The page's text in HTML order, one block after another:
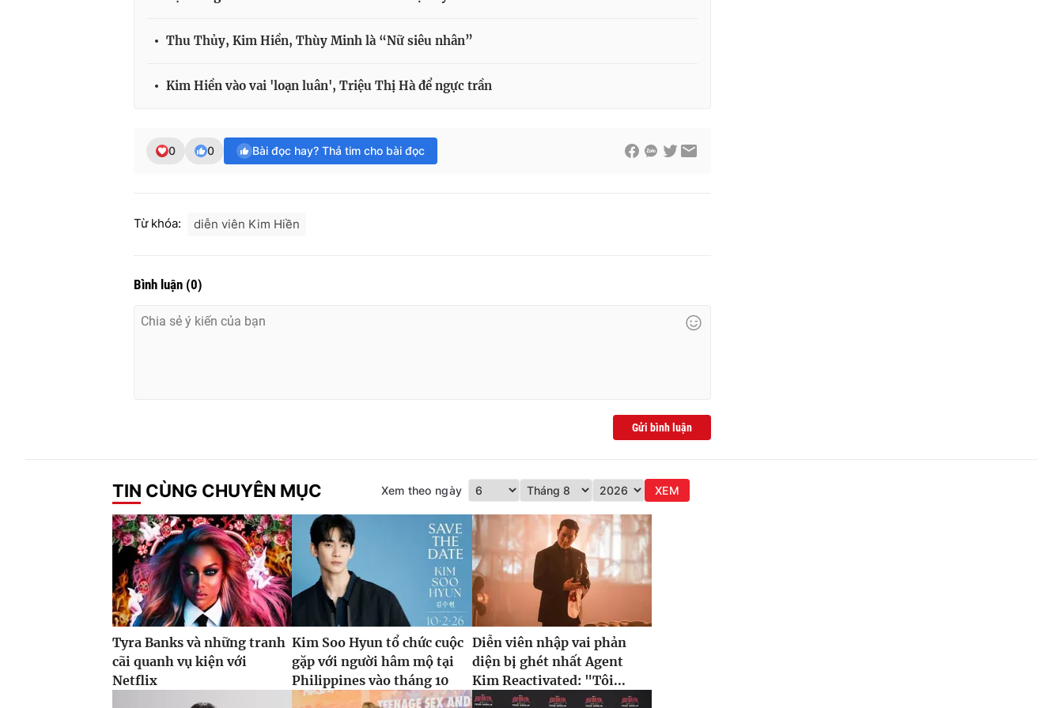
Thu Thủy, Kim Hiền, Thùy Minh là “Nữ siêu nhân”
Kim Hiền vào vai 'loạn luân', Triệu Thị Hà để ngực trần
0 0 Bài đọc hay? Thả tim cho bài đọc
Từ khóa: diễn viên Kim Hiền
Bình luận (0)
Gửi bình luận
TIN CÙNG CHUYÊN MỤC Xem theo ngày XEM
Tyra Banks và những tranh
cãi quanh vụ kiện với
Netflix
Kim Soo Hyun tổ chức cuộc
gặp với người hâm mộ tại
Philippines vào tháng 10
Diễn viên nhập vai phản
diện bị ghét nhất Agent
Kim Reactivated: "Tôi...